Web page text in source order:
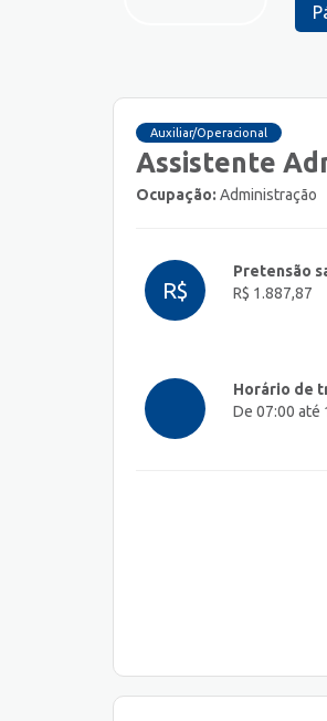
Auxiliar/Operacional
Assistente
Ocupação: Administração
R$
Pretensão
R$ 1.887,87
Horário de
De 07:00 até